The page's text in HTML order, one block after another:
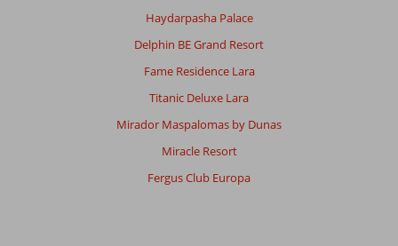
Haydarpasha Palace
Delphin BE Grand Resort
Fame Residence Lara
Titanic Deluxe Lara
Mirador Maspalomas by Dunas
Miracle Resort
Fergus Club Europa